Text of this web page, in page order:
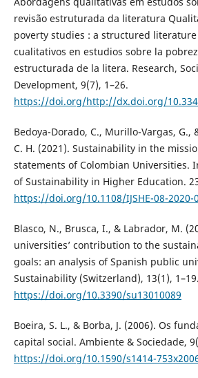
revisão estruturada da literatura
poverty studies : a structured
cualitativos en estudios sobre la
estructurada de la litera. Research,
Development, 9(7), 1–26.
https://doi.org/http://dx.doi.org/
Bedoya-Dorado, C., Murillo-Vargas, G.,
C. H. (2021). Sustainability in the
statements of Colombian Universities.
of Sustainability in Higher Education.
https://doi.org/10.1108/IJSHE-08-2020-
Blasco, N., Brusca, I., & Labrador, M.
universities’ contribution to the
goals: an analysis of Spanish public
Sustainability (Switzerland), 13(1), 1–19.
https://doi.org/10.3390/su13010089
Boeira, S. L., & Borba, J. (2006). Os
capital social. Ambiente & Sociedade,
https://doi.org/10.1590/s1414-